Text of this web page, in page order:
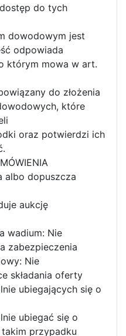
do tych
dowodowym jest
odpowiada
którym mowa w art.
do złożenia
które
oraz potwierdzi ich
albo dopuszcza
aukcję
wadium: Nie
zabezpieczenia
Nie
składania oferty
ubiegających się o
ubiegać się o
przypadku